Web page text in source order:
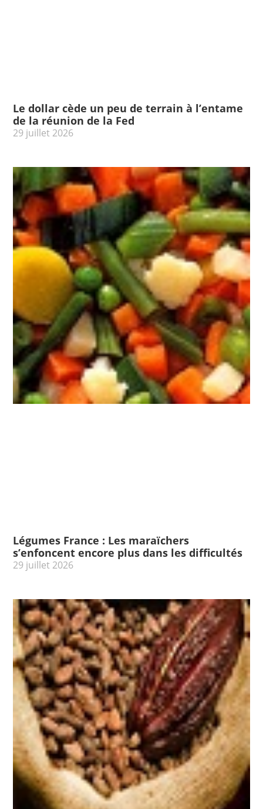
Le dollar cède un peu de terrain à l’entame
de la réunion de la Fed
29 juillet 2026
Légumes France : Les maraïchers
s’enfoncent encore plus dans les difficultés
29 juillet 2026